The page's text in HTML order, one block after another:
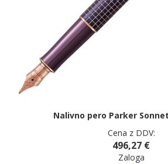
Nalivno pero Parker
Cena z DDV:
496,27 €
Zaloga